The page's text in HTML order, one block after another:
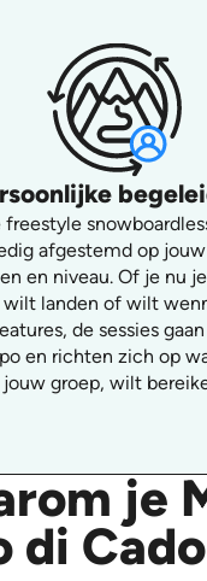
freestyle
afgestemd op
en niveau. Of je nu
wilt landen of wilt
de sessies
en richten zich op
jouw groep, wilt
je
di